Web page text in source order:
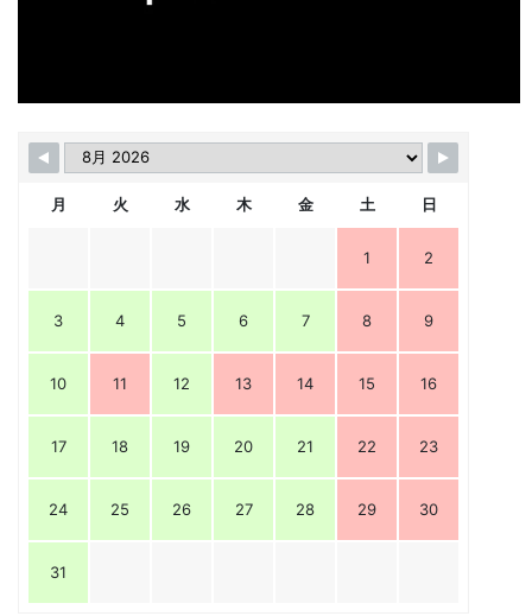
月 火 水 木 金 土 日
1 2
3 4 5 6 7 8 9
10 11 12 13 14 15 16
17 18 19 20 21 22 23
24 25 26 27 28 29 30
31